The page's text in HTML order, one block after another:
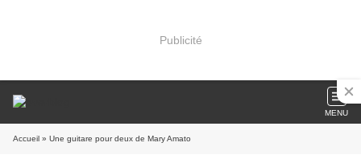
Publicité
MENU
Accueil » Une guitare pour deux de Mary Amato